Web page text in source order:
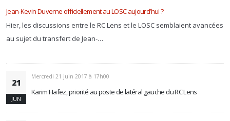
Jean-Kevin Duverne officiellement au LOSC aujourd’hui ?
Hier, les discussions entre le RC Lens et le LOSC semblaient avancées
au sujet du transfert de Jean-…
21
JUN
Mercredi 21 juin 2017 à 17h00
Karim Hafez, priorité au poste de latéral gauche du RC Lens